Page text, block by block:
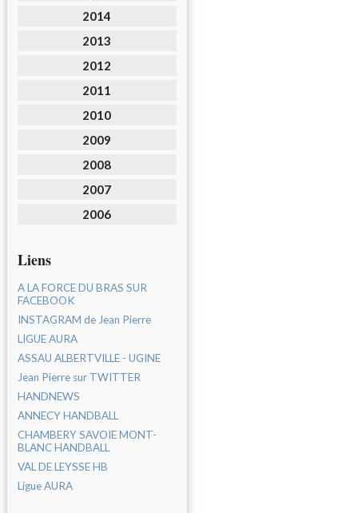
2014
2013
2012
2011
2010
2009
2008
2007
2006
Liens
A LA FORCE DU BRAS SUR
FACEBOOK
INSTAGRAM de Jean Pierre
LIGUE AURA
ASSAU ALBERTVILLE - UGINE
Jean Pierre sur TWITTER
HANDNEWS
ANNECY HANDBALL
CHAMBERY SAVOIE MONT-
BLANC HANDBALL
VAL DE LEYSSE HB
Ligue AURA